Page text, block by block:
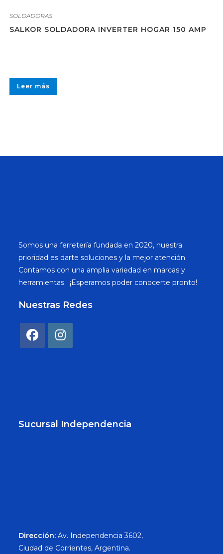
SOLDADORAS
SALKOR SOLDADORA INVERTER HOGAR 150 AMP
Leer más
Somos una ferretería fundada en 2020, nuestra
prioridad es darte soluciones y la mejor atención.
Contamos con una amplia variedad en marcas y
herramientas. ¡Esperamos poder conocerte pronto!
Nuestras Redes
Sucursal Independencia
Dirección: Av. Independencia 3602,
Ciudad de Corrientes, Argentina.